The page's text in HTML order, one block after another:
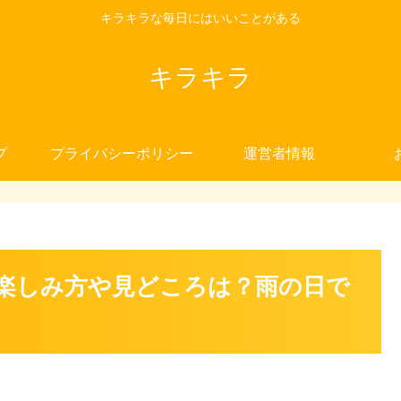
キラキラな毎日にはいいことがある
キラキラ
プライバシーポリシー 運営者情報
しみ方や見どころは？雨の日で